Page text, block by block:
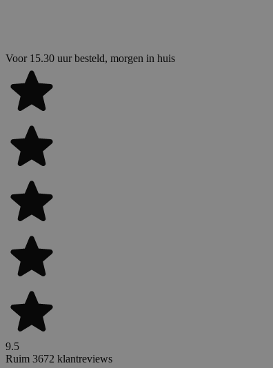
Voor 15.30 uur besteld, morgen in huis
9.5
Ruim 3672 klantreviews